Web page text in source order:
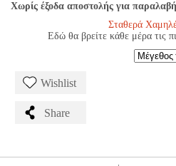
Χωρίς έξοδα αποστολής για
Σταθερά
Εδώ θα βρείτε κάθε μέρα τις
Wishlist
Share